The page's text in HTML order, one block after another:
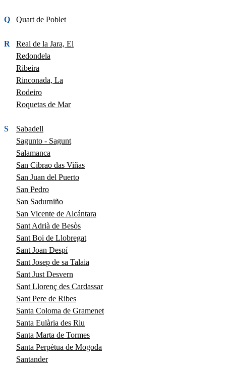
Q Quart de Poblet
R
Real de la Jara, El
Redondela
Ribeira
Rinconada, La
Rodeiro
Roquetas de Mar
S
Sabadell
Sagunto - Sagunt
Salamanca
San Cibrao das Viñas
San Juan del Puerto
San Pedro
San Sadurniño
San Vicente de Alcántara
Sant Adrià de Besòs
Sant Boi de Llobregat
Sant Joan Despí
Sant Josep de sa Talaia
Sant Just Desvern
Sant Llorenç des Cardassar
Sant Pere de Ribes
Santa Coloma de Gramenet
Santa Eulària des Riu
Santa Marta de Tormes
Santa Perpètua de Mogoda
Santander